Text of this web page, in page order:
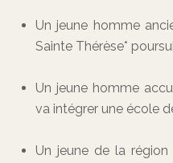
Un jeune homme
Sainte Thérèse*
Un jeune homme
va intégrer une école
Un jeune de la